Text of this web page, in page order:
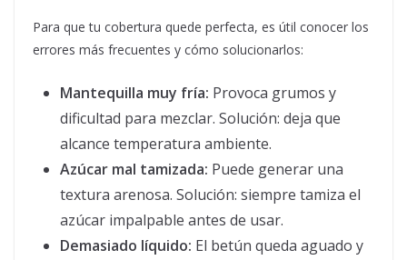
Para que tu cobertura quede perfecta, es útil conocer los
errores más frecuentes y cómo solucionarlos:
Mantequilla muy fría: Provoca grumos y
dificultad para mezclar. Solución: deja que
alcance temperatura ambiente.
Azúcar mal tamizada: Puede generar una
textura arenosa. Solución: siempre tamiza el
azúcar impalpable antes de usar.
Demasiado líquido: El betún queda aguado y